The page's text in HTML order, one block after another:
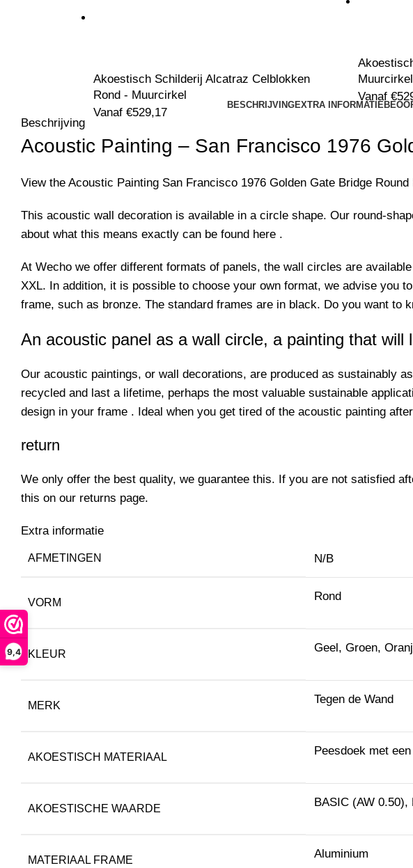
9,4
BESCHRIJVINGEXTRA INFORMATIE
Beschrijving
Acoustic Painting – San Francisco 1976
View the Acoustic Painting San Francisco 1976 Golden Gate Bridge Round
This acoustic wall decoration is available in a circle shape. Our round-
about what this means exactly can be found here .
At Wecho we offer different formats of panels, the wall circles are
XXL. In addition, it is possible to choose your own format, we advise you to
frame, such as bronze. The standard frames are in black. Do you want to
An acoustic panel as a wall circle, a painting that will
Our acoustic paintings, or wall decorations, are produced as sustainably
recycled and last a lifetime, perhaps the most valuable sustainable
design in your frame . Ideal when you get tired of the acoustic painting
return
We only offer the best quality, we guarantee this. If you are not satisfied
this on our returns page.
Extra informatie
AFMETINGEN N/B
VORM Rond
KLEUR Geel, Groen,
MERK Tegen de Wand
AKOESTISCH MATERIAAL Peesdoek met
AKOESTISCHE WAARDE BASIC (AW 0.50),
MATERIAAL FRAME Aluminium
Akoestisch Schilderij Alcatraz Celblokken
Rond - Muurcirkel
Vanaf €529,17
Muurcirkel
Vanaf €